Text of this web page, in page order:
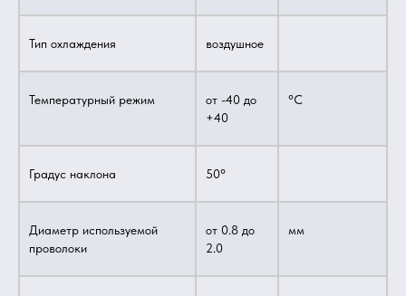
Тип охлаждения воздушное
Температурный режим
от -40 до
+40
°С
Градус наклона 50°
Диаметр используемой
проволоки
от 0.8 до
2.0
мм